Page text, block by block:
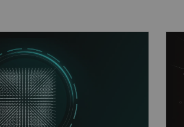
de l’IRM 7T
unique Ultra IQ offre une
inégalée.